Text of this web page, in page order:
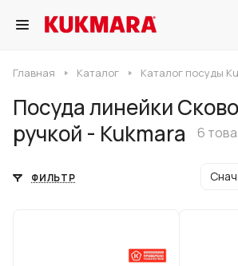
Главная Каталог Каталог посуды
Посуда линейки
ручкой - Kukmara
6
ФИЛЬТР